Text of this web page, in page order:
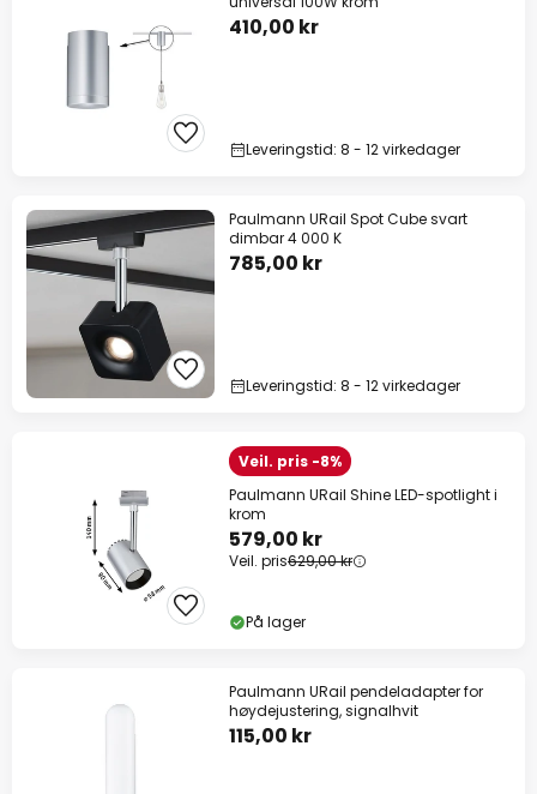
410,00 kr
Leveringstid: 8 - 12 virkedager
Paulmann URail Spot Cube svart
dimbar 4 000 K
785,00 kr
Leveringstid: 8 - 12 virkedager
Veil. pris -8%
Paulmann URail Shine LED-spotlight i
krom
579,00 kr
Veil. pris629,00 kr
På lager
Paulmann URail pendeladapter for
høydejustering, signalhvit
115,00 kr